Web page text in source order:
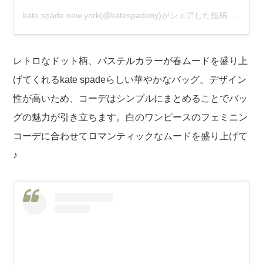
kate spade new york(@katespadeny)がシェアした投稿
レトロなドット柄、パステルカラーが春ムードを盛り上
げてくれるkate spadeらしい華やかなバッグ。デザイン
性が高いため、コーデはシンプルにまとめることでバッ
グの魅力が引き立ちます。白のワンピースのフェミニン
コーデに合わせてロマンティックなムードを盛り上げて
♪